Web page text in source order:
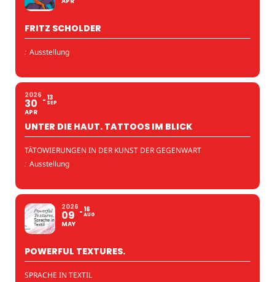
FRITZ SCHOLDER
: Ausstellung
2026
30
APR
13
SEP
UNTER DIE HAUT. TATTOOS IM BLICK
TÄTOWIERUNGEN IN DER KUNST DER GEGENWART
: Ausstellung
2026
09
MAY
16
AUG
POWERFUL TEXTURES.
SPRACHE IN TEXTIL